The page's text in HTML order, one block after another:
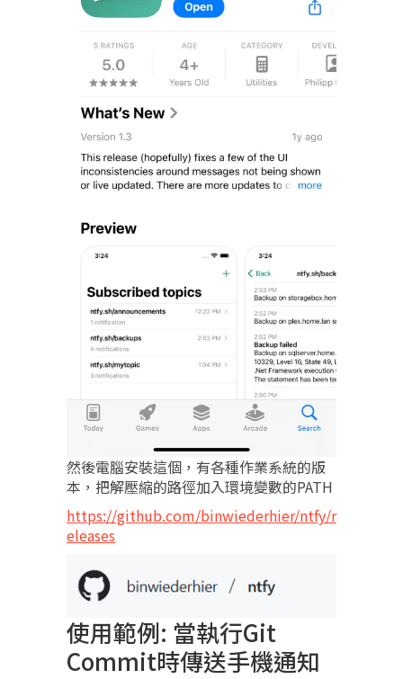
然後電腦安裝這個，有各種作業系統的版
本，把解壓縮的路徑加入環境變數的PATH
https://github.com/binwiederhier/ntfy/r
eleases
使用範例: 當執行Git
Commit時傳送手機通知